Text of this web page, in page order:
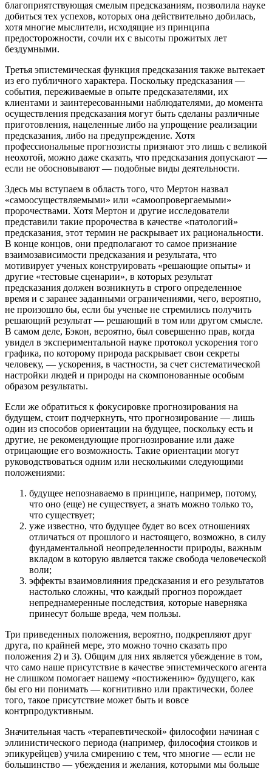
благоприятствующая смелым предсказаниям, позволила науке
добиться тех успехов, которых она действительно добилась,
хотя многие мыслители, исходящие из принципа
предосторожности, сочли их с высоты прожитых лет
бездумными.
Третья эпистемическая функция предсказания также вытекает
из его публичного характера. Поскольку предсказания —
события, переживаемые в опыте предсказателями, их
клиентами и заинтересованными наблюдателями, до момента
осуществления предсказания могут быть сделаны различные
приготовления, нацеленные либо на упрощение реализации
предсказания, либо на предупреждение. Хотя
профессиональные прогнозисты признают это лишь с великой
неохотой, можно даже сказать, что предсказания допускают —
если не обосновывают — подобные виды деятельности.
Здесь мы вступаем в область того, что Мертон назвал
«самоосуществляемыми» или «самоопровергаемыми»
пророчествами. Хотя Мертон и другие исследователи
представили такие пророчества в качестве «патологий»
предсказания, этот термин не раскрывает их рациональности.
В конце концов, они предполагают то самое признание
взаимозависимости предсказания и результата, что
мотивирует ученых конструировать «решающие опыты» и
другие «тестовые сценарии», в которых результат
предсказания должен возникнуть в строго определенное
время и с заранее заданными ограничениями, чего, вероятно,
не произошло бы, если бы ученые не стремились получить
решающий результат — решающий в том или другом смысле.
В самом деле, Бэкон, вероятно, был совершенно прав, когда
увидел в экспериментальной науке протокол ускорения того
графика, по которому природа раскрывает свои секреты
человеку, — ускорения, в частности, за счет систематической
настройки людей и природы на скомпонованные особым
образом результаты.
Если же обратиться к фокусировке прогнозирования на
будущем, стоит подчеркнуть, что прогнозирование — лишь
один из способов ориентации на будущее, поскольку есть и
другие, не рекомендующие прогнозирование или даже
отрицающие его возможность. Такие ориентации могут
руководствоваться одним или несколькими следующими
положениями:
будущее непознаваемо в принципе, например, потому,
что оно (еще) не существует, а знать можно только то,
что существует;
уже известно, что будущее будет во всех отношениях
отличаться от прошлого и настоящего, возможно, в силу
фундаментальной неопределенности природы, важным
вкладом в которую является также свобода человеческой
воли;
эффекты взаимовлияния предсказания и его результатов
настолько сложны, что каждый прогноз порождает
непреднамеренные последствия, которые наверняка
принесут больше вреда, чем пользы.
Три приведенных положения, вероятно, подкрепляют друг
друга, по крайней мере, это можно точно сказать про
положения 2) и 3). Общим для них является убеждение в том,
что само наше присутствие в качестве эпистемического агента
не слишком помогает нашему «постижению» будущего, как
бы его ни понимать — когнитивно или практически, более
того, такое присутствие может быть и вовсе
контрпродуктивным.
Значительная часть «терапевтической» философии начиная с
эллинистического периода (например, философия стоиков и
эпикурейцев) учила смирению с тем, что многие — если не
большинство — убеждения и желания, которыми мы больше